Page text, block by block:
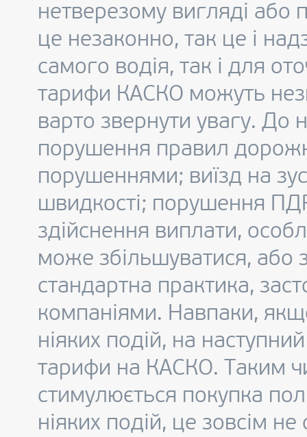
нетверезому вигляді або
це незаконно, так це і
самого водія, так і для
тарифи КАСКО можуть
варто звернути увагу. До
порушення правил
порушеннями; виїзд на
швидкості; порушення
здійснення виплати,
може збільшуватися, або
стандартна практика,
компаніями. Навпаки,
ніяких подій, на
тарифи на КАСКО. Таким
стимулюється покупка
ніяких подій, це зовсім